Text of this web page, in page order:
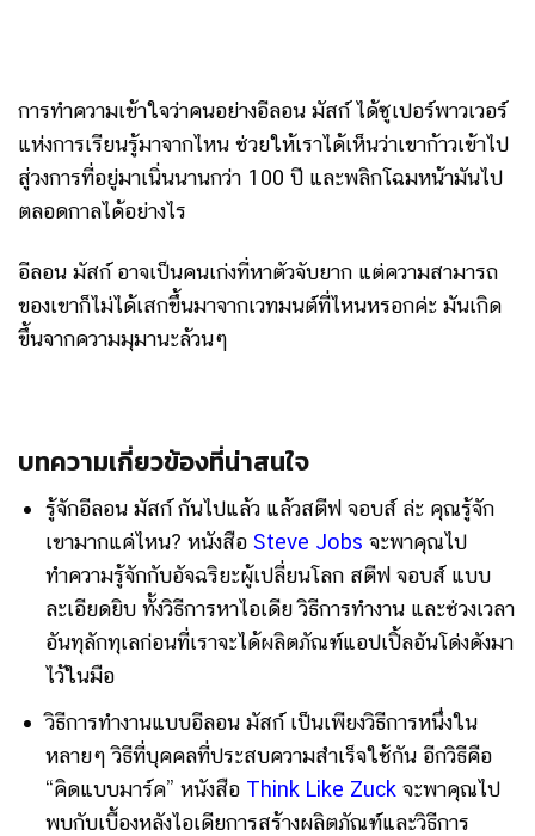
การทำความเข้าใจว่าคนอย่างอีลอน มัสก์ ได้ซูเปอร์พาวเวอร์
แห่งการเรียนรู้มาจากไหน ช่วยให้เราได้เห็นว่าเขาก้าวเข้าไป
สู่วงการที่อยู่มาเนิ่นนานกว่า 100 ปี และพลิกโฉมหน้ามันไป
ตลอดกาลได้อย่างไร
อีลอน มัสก์ อาจเป็นคนเก่งที่หาตัวจับยาก แต่ความสามารถ
ของเขาก็ไม่ได้เสกขึ้นมาจากเวทมนต์ที่ไหนหรอกค่ะ มันเกิด
ขึ้นจากความมุมานะล้วนๆ
บทความเกี่ยวข้องที่น่าสนใจ
รู้จักอีลอน มัสก์ กันไปแล้ว แล้วสตีฟ จอบส์ ล่ะ คุณรู้จัก
เขามากแค่ไหน? หนังสือSteve Jobs จะพาคุณไป
ทำความรู้จักกับอัจฉริยะผู้เปลี่ยนโลก สตีฟ จอบส์ แบบ
ละเอียดยิบ ทั้งวิธีการหาไอเดีย วิธีการทำงาน และช่วงเวลา
อันทุลักทุเลก่อนที่เราจะได้ผลิตภัณฑ์แอปเปิ้ลอันโด่งดังมา
ไว้ในมือ
วิธีการทำงานแบบอีลอน มัสก์ เป็นเพียงวิธีการหนึ่งใน
หลายๆ วิธีที่บุคคลที่ประสบความสำเร็จใช้กัน อีกวิธีคือ
“คิดแบบมาร์ค” หนังสือ Think Like Zuck จะพาคุณไป
พบกับเบื้องหลังไอเดียการสร้างผลิตภัณฑ์และวิธีการ